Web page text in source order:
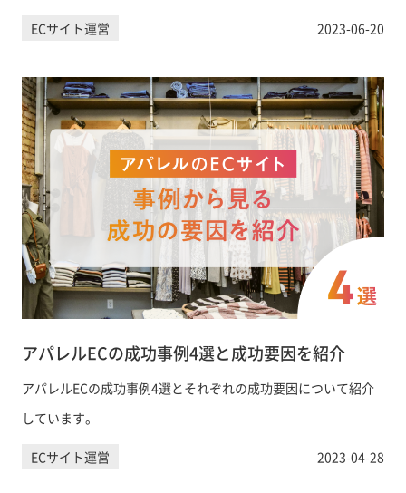
ECサイト運営 2023-06-20
アパレルECの成功事例4選と成功要因を紹介
アパレルECの成功事例4選とそれぞれの成功要因について紹介
しています。
ECサイト運営 2023-04-28